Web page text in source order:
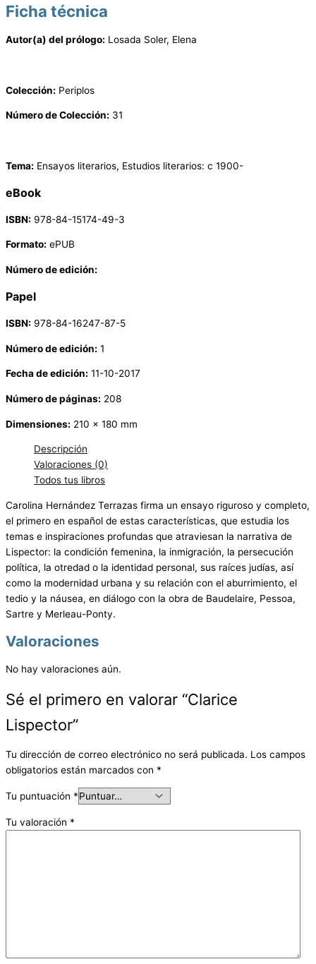
Ficha técnica
Autor(a) del prólogo: Losada Soler, Elena
Colección: Periplos
Número de Colección: 31
Tema: Ensayos literarios, Estudios literarios: c 1900-
eBook
ISBN: 978-84-15174-49-3
Formato: ePUB
Número de edición:
Papel
ISBN: 978-84-16247-87-5
Número de edición: 1
Fecha de edición: 11-10-2017
Número de páginas: 208
Dimensiones: 210 x 180 mm
Descripción
Valoraciones (0)
Todos tus libros
Carolina Hernández Terrazas firma un ensayo riguroso y completo,
el primero en español de estas características, que estudia los
temas e inspiraciones profundas que atraviesan la narrativa de
Lispector: la condición femenina, la inmigración, la persecución
política, la otredad o la identidad personal, sus raíces judías, así
como la modernidad urbana y su relación con el aburrimiento, el
tedio y la náusea, en diálogo con la obra de Baudelaire, Pessoa,
Sartre y Merleau-Ponty.
Valoraciones
No hay valoraciones aún.
Sé el primero en valorar “Clarice
Lispector”
Tu dirección de correo electrónico no será publicada. Los campos
obligatorios están marcados con *
Tu puntuación *
Tu valoración *